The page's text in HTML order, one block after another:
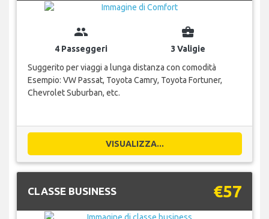
group
4 Passeggeri
business_center
3 Valigie
Suggerito per viaggi a lunga distanza con comodità
Esempio: VW Passat, Toyota Camry, Toyota Fortuner,
Chevrolet Suburban, etc.
VISUALIZZA...
CLASSE BUSINESS €57